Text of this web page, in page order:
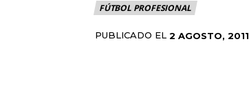
FÚTBOL PROFESIONAL
PUBLICADO EL 2 AGOSTO, 2011